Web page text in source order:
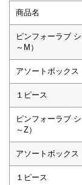
商品名
ピンフォーラブ
～M）
アソートボックス
１ピース
ピンフォーラブ
～Z）
アソートボックス
１ピース